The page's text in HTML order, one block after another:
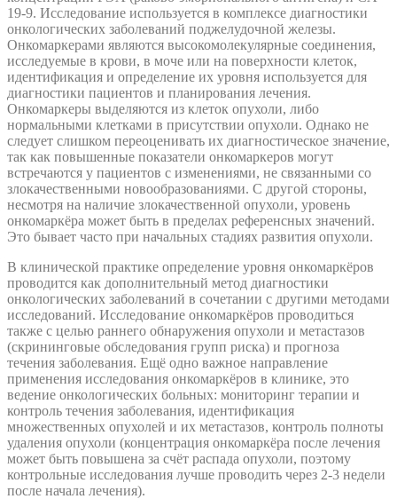
19-9. Исследование используется в комплексе диагностики
онкологических заболеваний поджелудочной железы.
Онкомаркерами являются высокомолекулярные соединения,
исследуемые в крови, в моче или на поверхности клеток,
идентификация и определение их уровня используется для
диагностики пациентов и планирования лечения.
Онкомаркеры выделяются из клеток опухоли, либо
нормальными клетками в присутствии опухоли. Однако не
следует слишком переоценивать их диагностическое значение,
так как повышенные показатели онкомаркеров могут
встречаются у пациентов с изменениями, не связанными со
злокачественными новообразованиями. С другой стороны,
несмотря на наличие злокачественной опухоли, уровень
онкомаркёра может быть в пределах референсных значений.
Это бывает часто при начальных стадиях развития опухоли.
В клинической практике определение уровня онкомаркёров
проводится как дополнительный метод диагностики
онкологических заболеваний в сочетании с другими методами
исследований. Исследование онкомаркёров проводиться
также с целью раннего обнаружения опухоли и метастазов
(скрининговые обследования групп риска) и прогноза
течения заболевания. Ещё одно важное направление
применения исследования онкомаркёров в клинике, это
ведение онкологических больных: мониторинг терапии и
контроль течения заболевания, идентификация
множественных опухолей и их метастазов, контроль полноты
удаления опухоли (концентрация онкомаркёра после лечения
может быть повышена за счёт распада опухоли, поэтому
контрольные исследования лучше проводить через 2-3 недели
после начала лечения).